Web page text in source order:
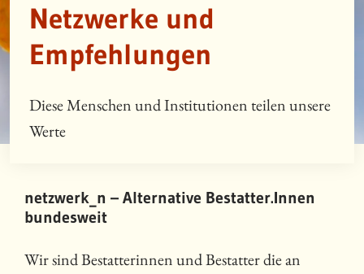
Netzwerke und
Empfehlungen
Diese Menschen und Institutionen teilen unsere
Werte
netzwerk_n – Alternative Bestatter.Innen
bundesweit
Wir sind Bestatterinnen und Bestatter die an